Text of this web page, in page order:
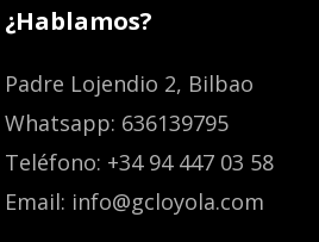
¿Hablamos?
Padre Lojendio 2, Bilbao
Whatsapp: 636139795
Teléfono: +34 94 447 03 58
Email: info@gcloyola.com